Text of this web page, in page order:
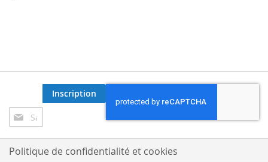
Inscription
à
notre
lettre
Inscription
Politique de confidentialité et cookies